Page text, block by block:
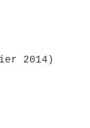
2014)